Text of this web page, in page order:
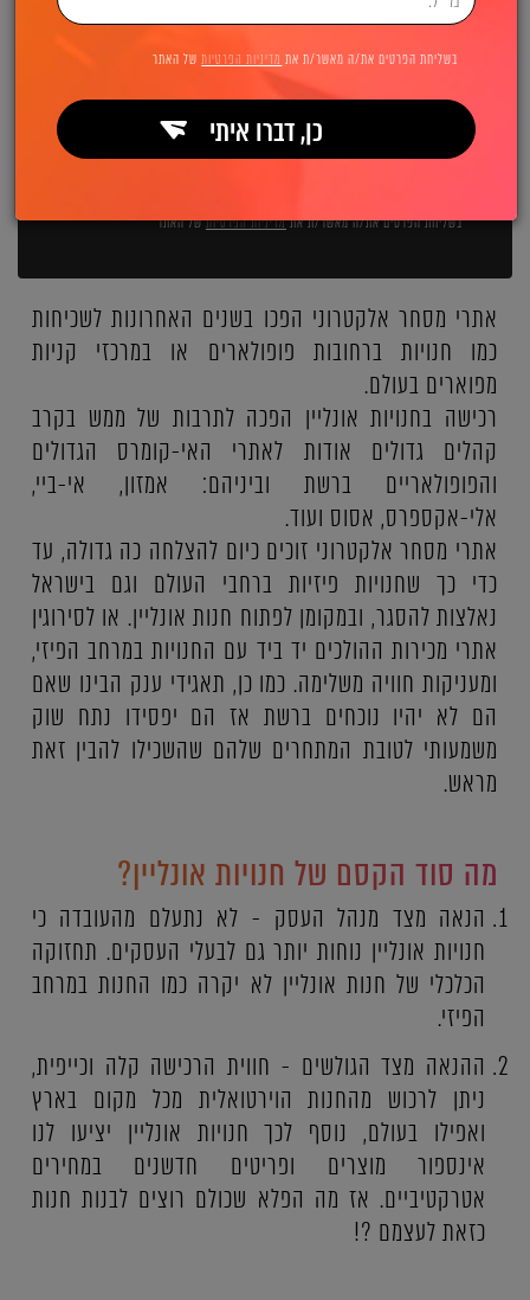
בשליחת הפרטים את/ה מאשר/ת אתמדיניות הפרטיותשל האתר
אתרי מסחר אלקטרוני הפכו בשנים האחרונות לשכיחות
כמו חנויות ברחובות פופולארים או במרכזי קניות
מפוארים בעולם.
רכישה בחנויות אונליין הפכה לתרבות של ממש בקרב
קהלים גדולים אודות לאתרי האי-קומרס הגדולים
והפופולאריים ברשת וביניהם: אמזון, אי-ביי,
אלי-אקספרס, אסוס ועוד.
אתרי מסחר אלקטרוני זוכים כיום להצלחה כה גדולה, עד
כדי כך שחנויות פיזיות ברחבי העולם וגם בישראל
נאלצות להסגר, ובמקומן לפתוח חנות אונליין. או לסירוגין
אתרי מכירות ההולכים יד ביד עם החנויות במרחב הפיזי,
ומעניקות חוויה משלימה. כמו כן, תאגידי ענק הבינו שאם
הם לא יהיו נוכחים ברשת אז הם יפסידו נתח שוק
משמעותי לטובת המתחרים שלהם שהשכילו להבין זאת
מראש.
מה סוד הקסם של חנויות אונליין?
הנאה מצד מנהל העסק - לא נתעלם מהעובדה כי
חנויות אונליין נוחות יותר גם לבעלי העסקים. תחזוקה
הכלכלי של חנות אונליין לא יקרה כמו החנות במרחב
הפיזי.
ההנאה מצד הגולשים - חווית הרכישה קלה וכייפית,
ניתן לרכוש מהחנות הוירטואלית מכל מקום בארץ
ואפילו בעולם, נוסף לכך חנויות אונליין יציעו לנו
אינספור מוצרים ופריטים חדשנים במחירים
אטרקטיביים. אז מה הפלא שכולם רוצים לבנות חנות
כזאת לעצמם ?!
בשליחת הפרטים את/ה מאשר/ת את מדיניות הפרטיותשל האתר
כן, דברו איתי